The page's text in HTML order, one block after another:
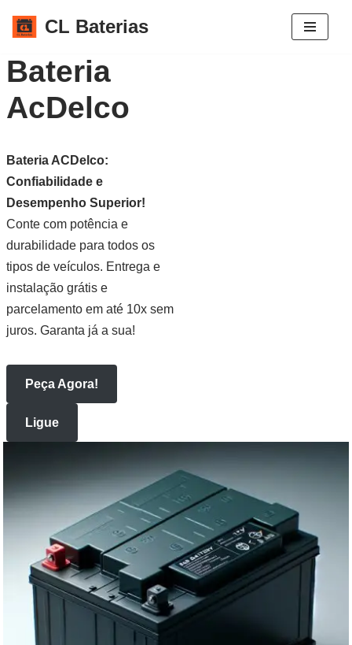
para
o
conteúdo
CL Baterias
Bateria
AcDelco
Bateria ACDelco:
Confiabilidade e
Desempenho Superior!
Conte com potência e
durabilidade para todos os
tipos de veículos. Entrega e
instalação grátis e
parcelamento em até 10x sem
juros. Garanta já a sua!
Peça Agora!
Ligue